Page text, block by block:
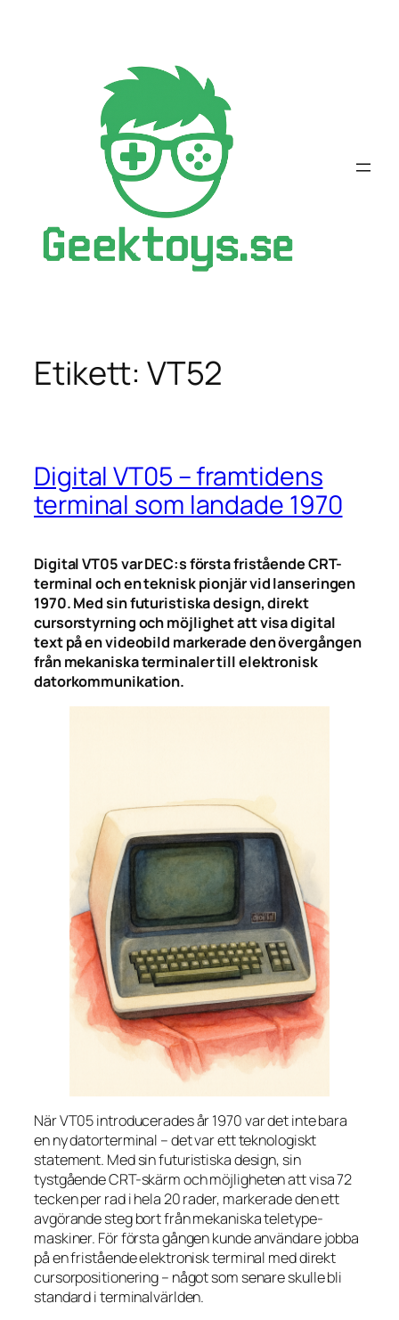
Etikett:VT52
Digital VT05 – framtidens
terminal som landade 1970
Digital VT05 var DEC:s första fristående CRT-
terminal och en teknisk pionjär vid lanseringen
1970. Med sin futuristiska design, direkt
cursorstyrning och möjlighet att visa digital
text på en videobild markerade den övergången
från mekaniska terminaler till elektronisk
datorkommunikation.
När VT05 introducerades år 1970 var det inte bara
en ny datorterminal – det var ett teknologiskt
statement. Med sin futuristiska design, sin
tystgående CRT-skärm och möjligheten att visa 72
tecken per rad i hela 20 rader, markerade den ett
avgörande steg bort från mekaniska teletype-
maskiner. För första gången kunde användare jobba
på en fristående elektronisk terminal med direkt
cursorpositionering – något som senare skulle bli
standard i terminalvärlden.